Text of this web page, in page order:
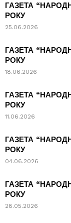
ГАЗЕТА
РОКУ
25.06.2026
ГАЗЕТА
РОКУ
18.06.2026
ГАЗЕТА
РОКУ
11.06.2026
ГАЗЕТА
РОКУ
04.06.2026
ГАЗЕТА
РОКУ
28.05.2026